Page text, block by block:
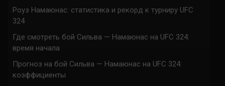
Роуз Намаюнас: статистика и рекорд к турниру UFC
324
Где смотреть бой Сильва — Намаюнас на UFC 324:
время начала
Прогноз на бой Сильва — Намаюнас на UFC 324:
коэффициенты